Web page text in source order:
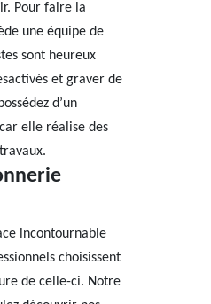
Pour faire la
une équipe de
sont heureux
et graver de
d’un
elle réalise des
incontournable
choisissent
de celle-ci. Notre